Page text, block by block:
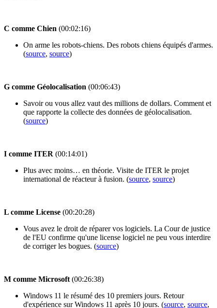
C comme Chien (00:02:16)
On arme les robots-chiens. Des robots chiens équipés d'armes.
(source, source)
G comme Géolocalisation (00:06:43)
Savoir ou vous allez vaut des millions de dollars. Comment et
que rapporte la collecte des données de géolocalisation.
(source)
I comme ITER (00:14:01)
Plus avec moins… en théorie. Visite de ITER le projet
international de réacteur à fusion. (source, source)
L comme License (00:20:28)
Vous avez le droit de réparer vos logiciels. La Cour de justice
de l'EU confirme qu'une license logiciel ne peu vous interdire
de corriger les bogues. (source)
M comme Microsoft (00:26:38)
Windows 11 le résumé des 10 premiers jours. Retour
d'expérience sur Windows 11 après 10 jours. (source, source,